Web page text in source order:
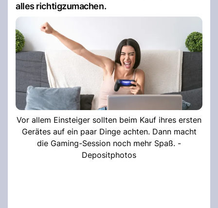
alles richtigzumachen.
Vor allem Einsteiger sollten beim Kauf ihres ersten
Gerätes auf ein paar Dinge achten. Dann macht
die Gaming-Session noch mehr Spaß. -
Depositphotos